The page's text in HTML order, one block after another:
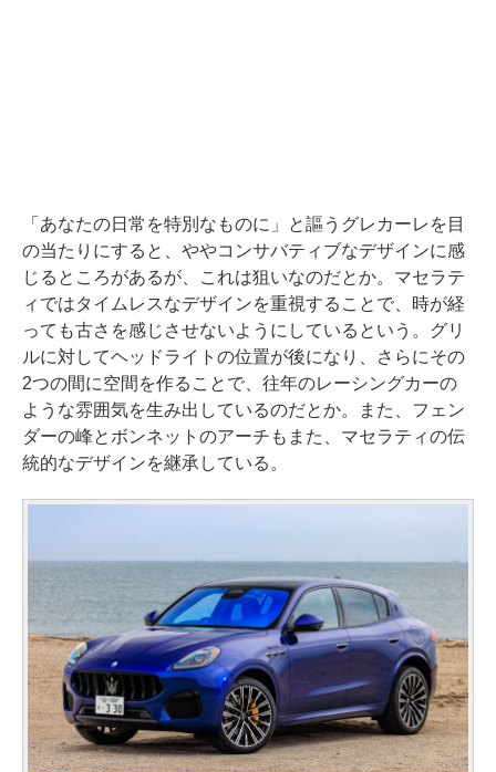
「あなたの日常を特別なものに」と謳うグレカーレを目
の当たりにすると、ややコンサバティブなデザインに感
じるところがあるが、これは狙いなのだとか。マセラテ
ィではタイムレスなデザインを重視することで、時が経
っても古さを感じさせないようにしているという。グリ
ルに対してヘッドライトの位置が後になり、さらにその
2つの間に空間を作ることで、往年のレーシングカーの
ような雰囲気を生み出しているのだとか。また、フェン
ダーの峰とボンネットのアーチもまた、マセラティの伝
統的なデザインを継承している。